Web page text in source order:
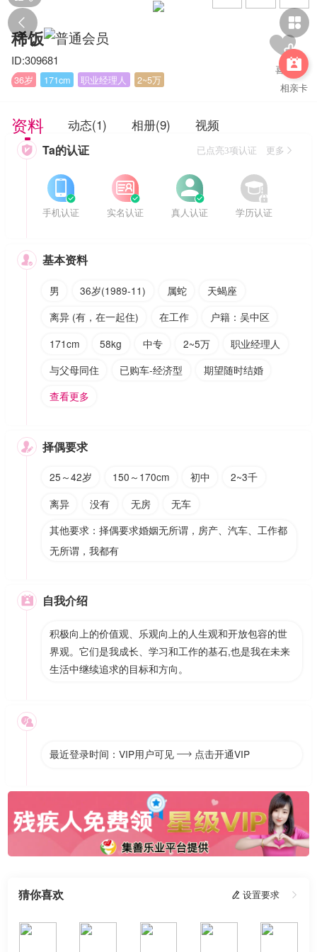
 

相亲卡
稀饭
ID:309681
36岁 171cm 职业经理人 2~5万
资料 动态(1) 相册(9) 视频
 Ta的认证 已点亮3项认证 更多


手机认证


实名认证


真人认证


学历认证
 基本资料
男 36岁(1989-11) 属蛇
天蝎座
离异 (有，在一起住)
在工作
户籍：吴中区
171cm
58kg 中专 2~5万
职业经理人
与父母同住
已购车-经济型
期望随时结婚
查看更多
 择偶要求
25～42岁 150～170cm 初中
2~3千
离异
没有 无房
无车
其他要求：择偶要求婚姻无所谓，房产、汽车、工作都
无所谓，我都有
 自我介绍
积极向上的价值观、乐观向上的人生观和开放包容的世
界观。它们是我成长、学习和工作的基石,也是我在未来
生活中继续追求的目标和方向。

最近登录时间：VIP用户可见  点击开通VIP
猜你喜欢  设置要求 